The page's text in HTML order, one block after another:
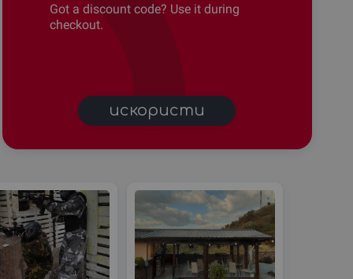
Got a discount code? Use it during
checkout.
искористи